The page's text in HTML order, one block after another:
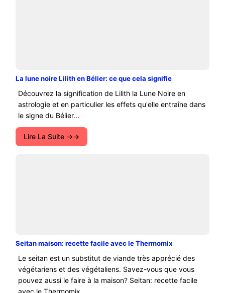
La lune noire Lilith en Bélier: ce que cela signifie
Découvrez la signification de Lilith la Lune Noire en
astrologie et en particulier les effets qu'elle entraîne dans
le signe du Bélier...
Lire La Suite →
Seitan maison: recette facile avec le Thermomix
Le seitan est un substitut de viande très apprécié des
végétariens et des végétaliens. Savez-vous que vous
pouvez aussi le faire à la maison? Seitan: recette facile
avec le Thermomix...